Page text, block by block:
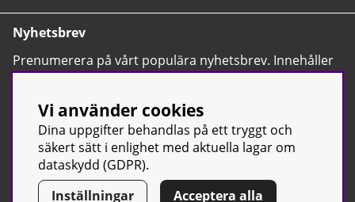
Nyhetsbrev
Prenumerera på vårt populära nyhetsbrev. Innehåller
tips, nyheter och våra allra bästa erbjudanden.
© Sport & Gym Butiken JTC AB | Kontakta oss| All rights reserved
Vi använder cookies
Dina uppgifter behandlas på ett tryggt och
säkert sätt i enlighet med aktuella lagar om
dataskydd (GDPR).
Inställningar
Acceptera alla